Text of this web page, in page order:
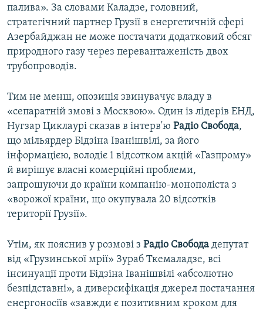
палива». За словами Каладзе, головний,
стратегічний партнер Грузії в енергетичній сфері
Азербайджан не може постачати додатковий обсяг
природного газу через перевантаженість двох
трубопроводів.
Тим не менш, опозиція звинувачує владу в
«сепаратній змові з Москвою». Один із лідерів ЕНД,
Нугзар Циклаурі сказав в інтерв'ю Радіо Свобода,
що мільярдер Бідзіна Іванішвілі, за його
інформацією, володіє 1 відсотком акцій «Газпрому»
й вирішує власні комерційні проблеми,
запрошуючи до країни компанію-монополіста з
«ворожої країни, що окупувала 20 відсотків
території Грузії».
Утім, як пояснив у розмові з Радіо Свобода депутат
від «Грузинської мрії» Зураб Ткемаладзе, всі
інсинуації проти Бідзіна Іванішвілі «абсолютно
безпідставні», а диверсифікація джерел постачання
енергоносіїв «завжди є позитивним кроком для